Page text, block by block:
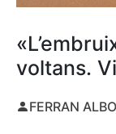
voltans.
FERRAN